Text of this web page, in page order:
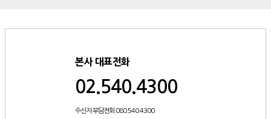
본사 대표전화
02.540.4300
수신자 부담전화 080.540.4300